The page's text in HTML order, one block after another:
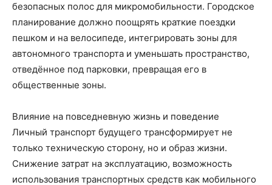
безопасных полос для микромобильности. Городское
планирование должно поощрять краткие поездки
пешком и на велосипеде, интегрировать зоны для
автономного транспорта и уменьшать пространство,
отведённое под парковки, превращая его в
общественные зоны.
Влияние на повседневную жизнь и поведение
Личный транспорт будущего трансформирует не
только техническую сторону, но и образ жизни.
Снижение затрат на эксплуатацию, возможность
использования транспортных средств как мобильного